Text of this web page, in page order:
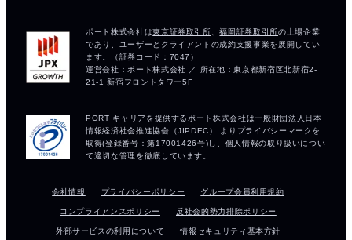
会社情報 プライバシーポリシー グループ会員利用規約
コンプライアンスポリシー 反社会的勢力排除ポリシー
外部サービスの利用について 情報セキュリティ基本方針